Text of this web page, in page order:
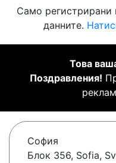
Само регистрирани
данните.
Това
Поздравления!
София
Блок 356, Sofia,